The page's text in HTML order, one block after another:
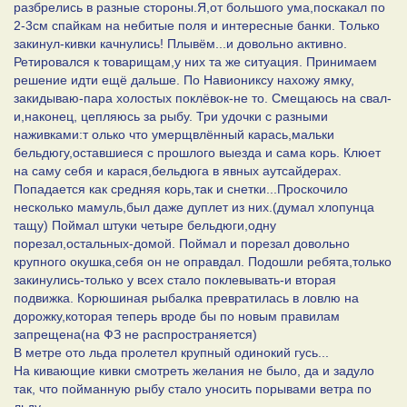
разбрелись в разные стороны.Я,от большого ума,поскакал по
2-3см спайкам на небитые поля и интересные банки. Только
закинул-кивки качнулись! Плывём...и довольно активно.
Ретировался к товарищам,у них та же ситуация. Принимаем
решение идти ещё дальше. По Навиониксу нахожу ямку,
закидываю-пара холостых поклёвок-не то. Смещаюсь на свал-
и,наконец, цепляюсь за рыбу. Три удочки с разными
наживками:т олько что умерщвлённый карась,мальки
бельдюгу,оставшиеся с прошлого выезда и сама корь. Клюет
на саму себя и карася,бельдюга в явных аутсайдерах.
Попадается как средняя корь,так и снетки...Проскочило
несколько мамуль,был даже дуплет из них.(думал хлопунца
тащу) Поймал штуки четыре бельдюги,одну
порезал,остальных-домой. Поймал и порезал довольно
крупного окушка,себя он не оправдал. Подошли ребята,только
закинулись-только у всех стало поклевывать-и вторая
подвижка. Корюшиная рыбалка превратилась в ловлю на
дорожку,которая теперь вроде бы по новым правилам
запрещена(на ФЗ не распространяется)
В метре ото льда пролетел крупный одинокий гусь...
На кивающие кивки смотреть желания не было, да и задуло
так, что пойманную рыбу стало уносить порывами ветра по